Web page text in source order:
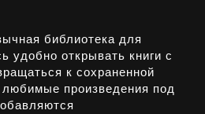
библиотека для
удобно открывать книги с
к сохраненной
произведения под